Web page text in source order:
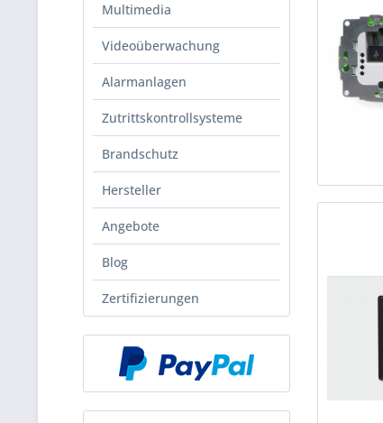
Multimedia
Videoüberwachung
Alarmanlagen
Zutrittskontrollsysteme
Brandschutz
Hersteller
Angebote
Blog
Zertifizierungen